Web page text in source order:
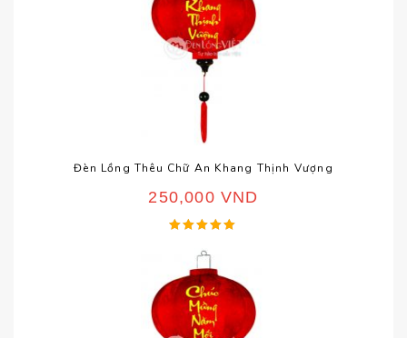
Đèn Lồng Thêu Chữ An Khang Thịnh Vượng
250,000 VND
hạng
5.00
5 sao